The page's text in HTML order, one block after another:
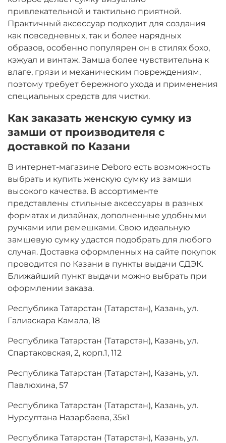
привлекательной и тактильно приятной.
Практичный аксессуар подходит для создания
как повседневных, так и более нарядных
образов, особенно популярен он в стилях бохо,
кэжуал и винтаж. Замша более чувствительна к
влаге, грязи и механическим повреждениям,
поэтому требует бережного ухода и применения
специальных средств для чистки.
Как заказать женскую сумку из
замши от производителя с
доставкой по Казани
В интернет-магазине Deboro есть возможность
выбрать и купить женскую сумку из замши
высокого качества. В ассортименте
представлены стильные аксессуары в разных
форматах и дизайнах, дополненные удобными
ручками или ремешками. Свою идеальную
замшевую сумку удастся подобрать для любого
случая. Доставка оформленных на сайте покупок
проводится по Казани в пункты выдачи СДЭК.
Ближайший пункт выдачи можно выбрать при
оформлении заказа.
Республика Татарстан (Татарстан), Казань, ул.
Галиаскара Камала, 18
Республика Татарстан (Татарстан), Казань, ул.
Спартаковская, 2, корп.1, 112
Республика Татарстан (Татарстан), Казань, ул.
Павлюхина, 57
Республика Татарстан (Татарстан), Казань, ул.
Нурсултана Назарбаева, 35к1
Республика Татарстан (Татарстан), Казань, ул.